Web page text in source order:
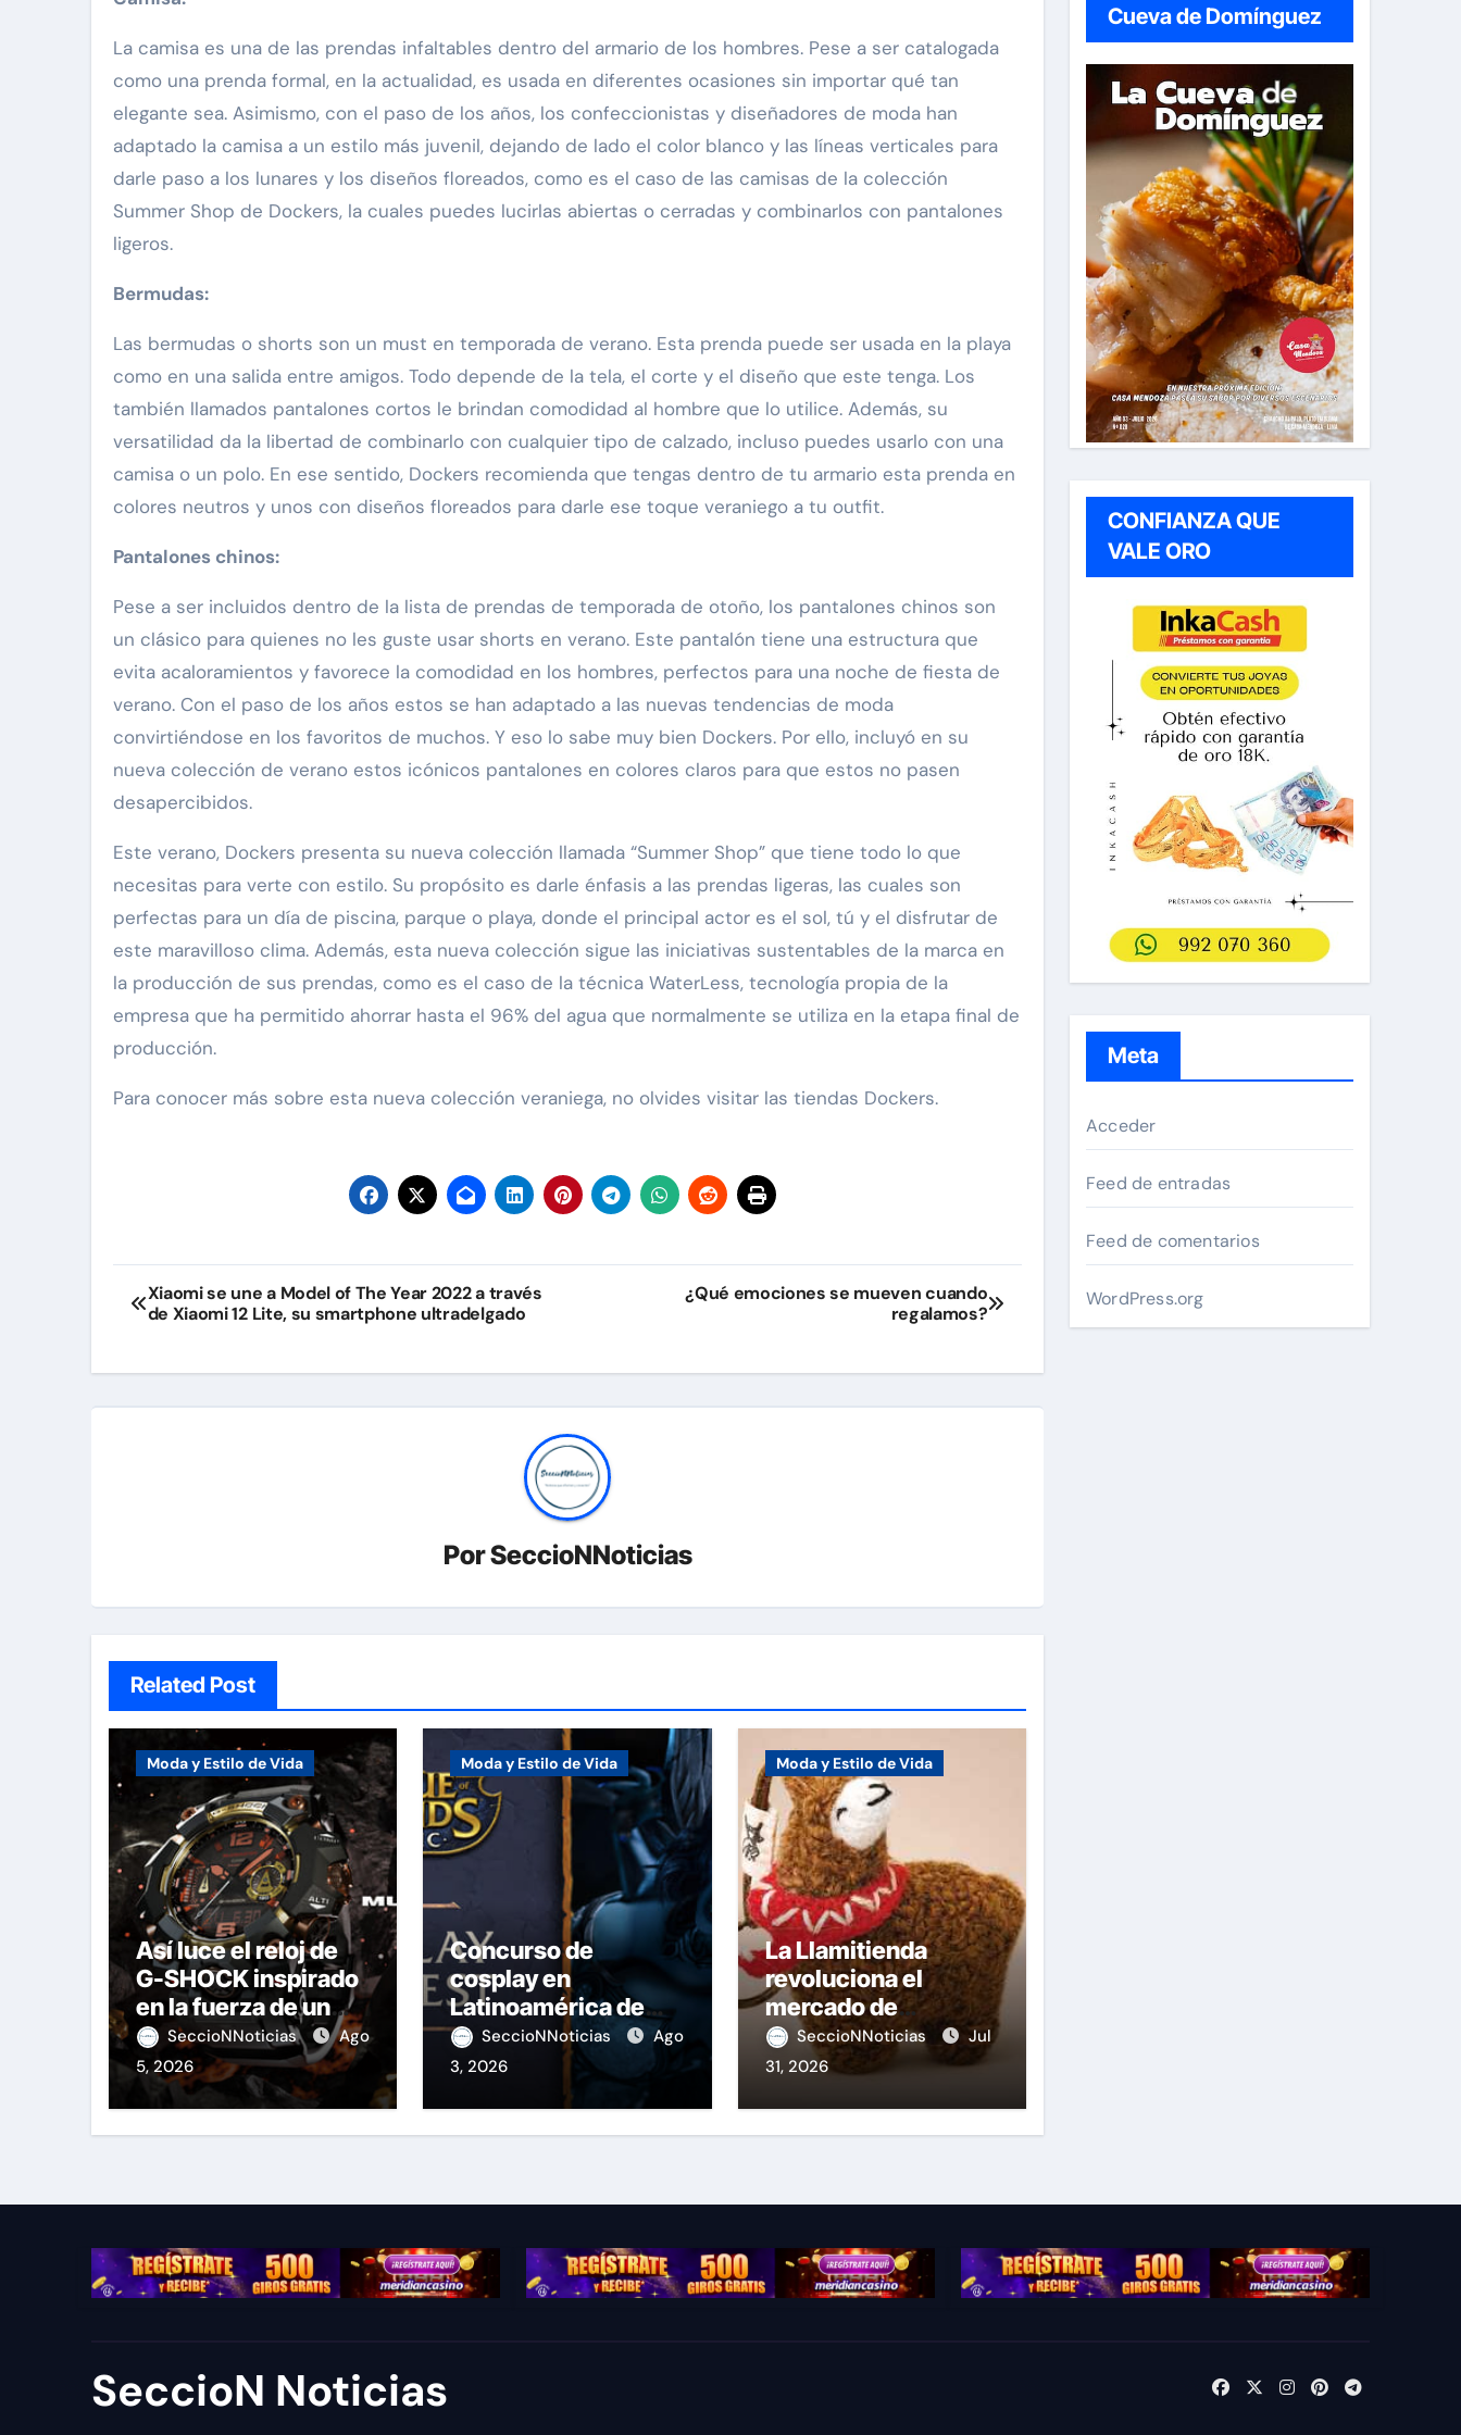
La camisa es una de las prendas infaltables dentro del armario de los hombres. Pese a ser catalogada
como una prenda formal, en la actualidad, es usada en diferentes ocasiones sin importar qué tan
elegante sea. Asimismo, con el paso de los años, los confeccionistas y diseñadores de moda han
adaptado la camisa a un estilo más juvenil, dejando de lado el color blanco y las líneas verticales para
darle paso a los lunares y los diseños floreados, como es el caso de las camisas de la colección
Summer Shop de Dockers, la cuales puedes lucirlas abiertas o cerradas y combinarlos con pantalones
ligeros.
Bermudas:
Las bermudas o shorts son un must en temporada de verano. Esta prenda puede ser usada en la playa
como en una salida entre amigos. Todo depende de la tela, el corte y el diseño que este tenga. Los
también llamados pantalones cortos le brindan comodidad al hombre que lo utilice. Además, su
versatilidad da la libertad de combinarlo con cualquier tipo de calzado, incluso puedes usarlo con una
camisa o un polo. En ese sentido, Dockers recomienda que tengas dentro de tu armario esta prenda en
colores neutros y unos con diseños floreados para darle ese toque veraniego a tu outfit.
Pantalones chinos:
Pese a ser incluidos dentro de la lista de prendas de temporada de otoño, los pantalones chinos son
un clásico para quienes no les guste usar shorts en verano. Este pantalón tiene una estructura que
evita acaloramientos y favorece la comodidad en los hombres, perfectos para una noche de fiesta de
verano. Con el paso de los años estos se han adaptado a las nuevas tendencias de moda
convirtiéndose en los favoritos de muchos. Y eso lo sabe muy bien Dockers. Por ello, incluyó en su
nueva colección de verano estos icónicos pantalones en colores claros para que estos no pasen
desapercibidos.
Este verano, Dockers presenta su nueva colección llamada “Summer Shop” que tiene todo lo que
necesitas para verte con estilo. Su propósito es darle énfasis a las prendas ligeras, las cuales son
perfectas para un día de piscina, parque o playa, donde el principal actor es el sol, tú y el disfrutar de
este maravilloso clima. Además, esta nueva colección sigue las iniciativas sustentables de la marca en
la producción de sus prendas, como es el caso de la técnica WaterLess, tecnología propia de la
empresa que ha permitido ahorrar hasta el 96% del agua que normalmente se utiliza en la etapa final de
producción.
Para conocer más sobre esta nueva colección veraniega, no olvides visitar las tiendas Dockers.
Navegación
de
entradas
Xiaomi se une a Model of The Year 2022 a través
de Xiaomi 12 Lite, su smartphone ultradelgado
¿Qué emociones se mueven cuando
regalamos?
PorSeccioNNoticias
Related Post
Moda y Estilo de Vida
Así luce el reloj de
G-SHOCK inspirado
en la fuerza de un
volcán
SeccioNNoticias
Ago
5, 2026
Moda y Estilo de Vida
Concurso de
cosplay en
Latinoamérica de
League of Legends
SeccioNNoticias
Ago
3, 2026
Moda y Estilo de Vida
La Llamitienda
revoluciona el
mercado de
souvenirs en el Perú
SeccioNNoticias
Jul
31, 2026
Cueva de Domínguez
CONFIANZA QUE
VALE ORO
Meta
Acceder
Feed de entradas
Feed de comentarios
WordPress.org
SeccioN Noticias